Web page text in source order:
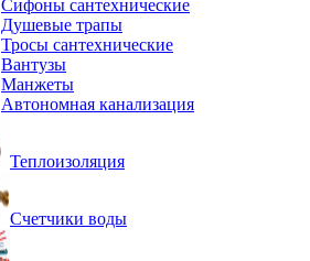
Сифоны сантехнические
Душевые трапы
Тросы сантехнические
Вантузы
Манжеты
Автономная канализация
Теплоизоляция
Счетчики воды